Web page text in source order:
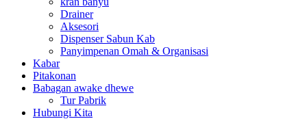
Drainer
Aksesori
Dispenser Sabun Kab
Panyimpenan Omah & Organisasi
Kabar
Pitakonan
Babagan awake dhewe
Tur Pabrik
Hubungi Kita